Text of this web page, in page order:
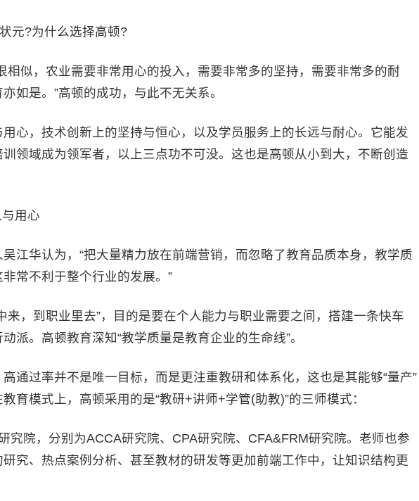
元?为什么选择高顿?
似，农业需要非常用心的投入，需要非常多的坚持，需要非常多的耐
如是。”高顿的成功，与此不无关系。
，技术创新上的坚持与恒心，以及学员服务上的长远与耐心。它能发
领域成为领军者，以上三点功不可没。这也是高顿从小到大，不断创造
用心
华认为，“把大量精力放在前端营销，而忽略了教育品质本身，教学质
常不利于整个行业的发展。”
，到职业里去”，目的是要在个人能力与职业需要之间，搭建一条快车
派。高顿教育深知“教学质量是教育企业的生命线”。
过率并不是唯一目标，而是更注重教研和体系化，这也是其能够“量产”
育模式上，高顿采用的是“教研+讲师+学管(助教)”的三师模式：
院，分别为ACCA研究院、CPA研究院、CFA&FRM研究院。老师也参
究、热点案例分析、甚至教材的研发等更加前端工作中，让知识结构更